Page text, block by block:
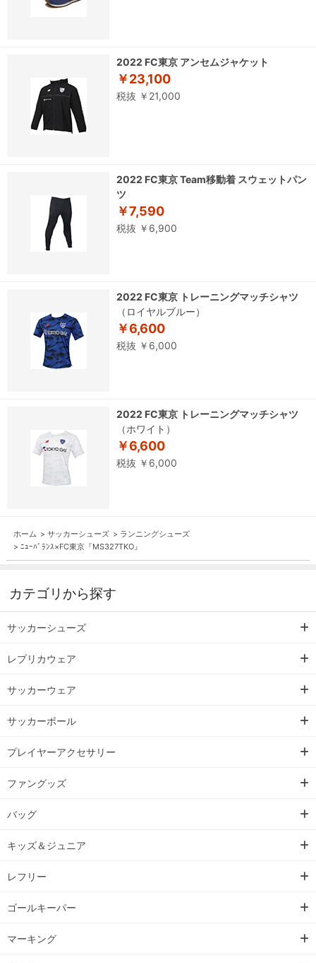
2022 FC東京 アンセムジャケット
￥23,100
税抜 ￥21,000
2022 FC東京 Team移動着 スウェットパン
ツ
￥7,590
税抜 ￥6,900
2022 FC東京 トレーニングマッチシャツ
（ロイヤルブルー）
￥6,600
税抜 ￥6,000
2022 FC東京 トレーニングマッチシャツ
（ホワイト）
￥6,600
税抜 ￥6,000
ホーム > サッカーシューズ > ランニングシューズ
> ﾆｭｰﾊﾞﾗﾝｽ×FC東京『MS327TKO』
カテゴリから探す
サッカーシューズ
レプリカウェア
サッカーウェア
サッカーボール
プレイヤーアクセサリー
ファングッズ
バッグ
キッズ＆ジュニア
レフリー
ゴールキーパー
マーキング